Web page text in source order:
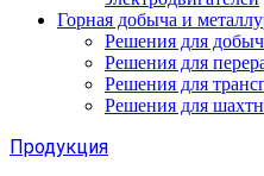
Горная добыча и
Решения для
Решения для
Решения для
Решения для
Продукция